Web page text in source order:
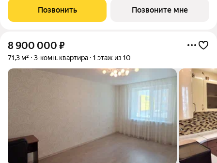
современном ритме жизни. Дом, в котором каждый элемент
функционален и наполнен
Позвонить Позвоните мне
8 900 000 ₽
71,3 м² 3-комн. квартира 1 этаж из 10